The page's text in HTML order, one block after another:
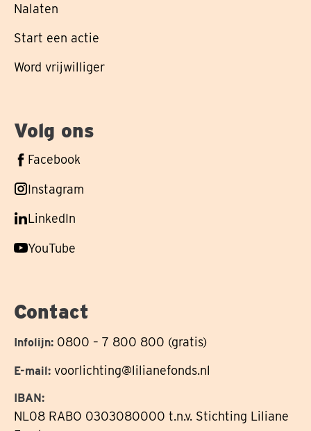
Nalaten
Start een actie
Word vrijwilliger
Volg ons
Volg
op
Facebook
Volg
op
Instagram
Volg
op
LinkedIn
Volg
YouTube
Contact
Infolijn: 0800 – 7 800 800 (gratis)
E-mail: voorlichting@lilianefonds.nl
IBAN:
NL08 RABO 0303080000 t.n.v. Stichting Liliane